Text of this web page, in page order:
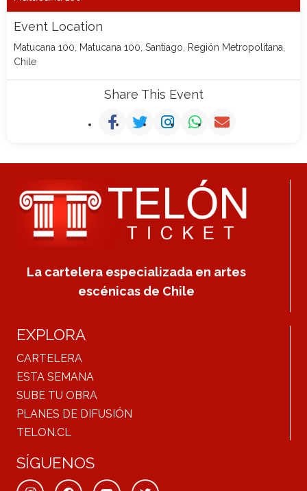
Event Location
Matucana 100, Matucana 100, Santiago, Región Metropolitana,
Chile
Share This Event
La cartelera especializada en artes
escénicas de Chile
EXPLORA
CARTELERA
ESTA SEMANA
SUBE TU OBRA
PLANES DE DIFUSIÓN
TELON.CL
SÍGUENOS